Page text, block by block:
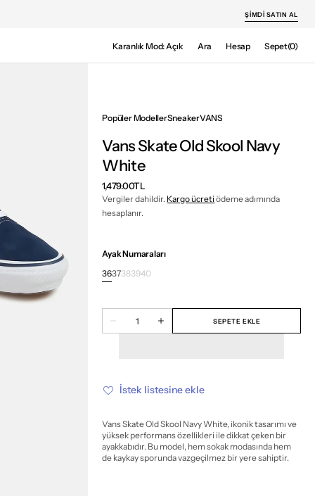
ŞIMDI SATIN AL
Karanlık Mod: Açık Ara Hesap Sepet
Sepet(0)
0
Popüler ModellerSneakerVANS
Vans Skate Old Skool Navy
White
Normal
fiyat
1,479.00TL
Vergiler dahildir. Kargo ücreti ödeme adımında
hesaplanır.
Ayak Numaraları
36Varyant
37Varyant
mevcut
38Varyant
mevcut
39Varyant
mevcut
40Varyant
mevcut
Skate
için
miktarı
Vans
Skate
için
miktarı
SEPETE EKLE
İstek listesine ekle
Vans Skate Old Skool Navy White, ikonik tasarımı ve
yüksek performans özellikleri ile dikkat çeken bir
ayakkabıdır. Bu model, hem sokak modasında hem
de kaykay sporunda vazgeçilmez bir yere sahiptir.